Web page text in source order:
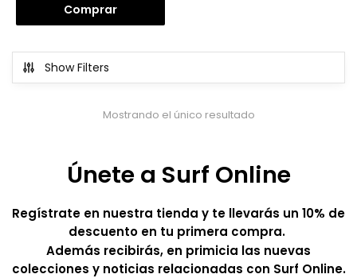
Comprar
Show Filters
Mostrando el único resultado
Únete a Surf Online
Regístrate en nuestra tienda y te llevarás un 10% de
descuento en tu primera compra.
Además recibirás, en primicia las nuevas
colecciones y noticias relacionadas con Surf Online.